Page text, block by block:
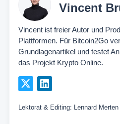
Vincent
Vincent ist freier Autor und
Plattformen. Für Bitcoin2Go
Grundlagenartikel und testet
das Projekt Krypto Online.
Lektorat & Editing: Lennard Merten